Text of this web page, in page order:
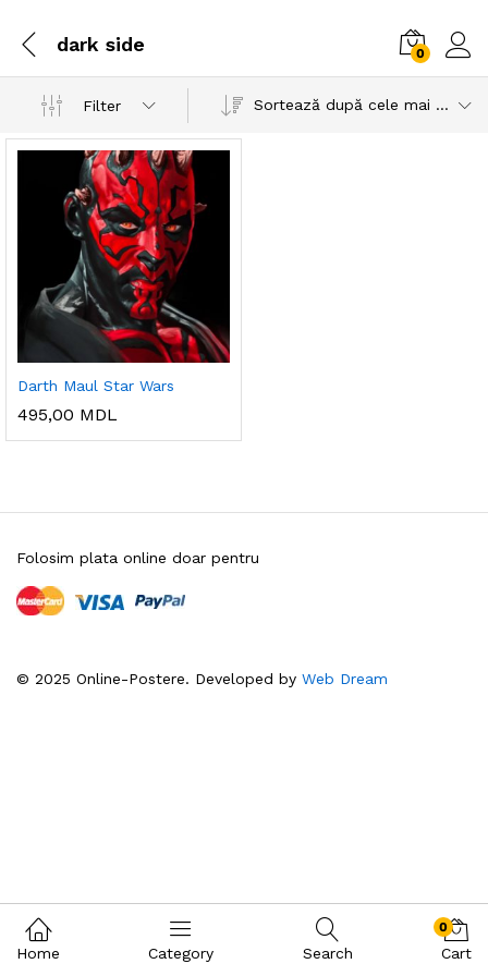
dark side 0
Filter Sortează după cele mai recente
Darth Maul Star Wars
495,00 MDL
© 2025 Online-Postere. Developed by Web Dream
Folosim plata online doar pentru
Home Category Search
0
Cart